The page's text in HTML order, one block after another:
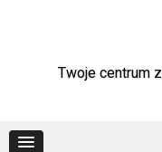
Twoje centrum